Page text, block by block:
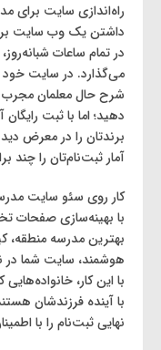
راه‌اندازی سایت
داشتن یک وب ‌سایت
در تمام ساعات
می‌گذارد. در سایت خود
شرح حال معلمان مجرب
دهید؛ اما با ثبت
برندتان را در معرض
آمار ثبت‌نام‌تان را چند
کار روی سئو سایت
با بهینه‌سازی صفحات
بهترین مدرسه منطقه،
هوشمند، سایت شما
با این کار،
با آینده فرزندشان
نهایی ثبت‌نام را با